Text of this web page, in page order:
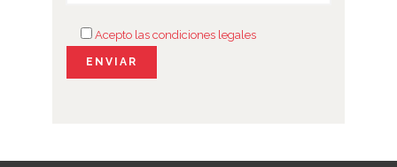
Acepto las condiciones legales